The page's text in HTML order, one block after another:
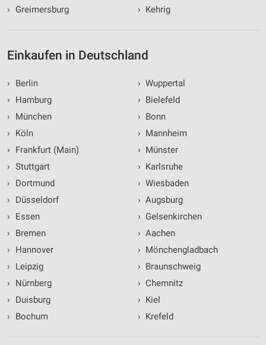
›
Greimersburg
› Kehrig
Einkaufen in Deutschland
›
Berlin
›
Hamburg
›
München
›
Köln
›
Frankfurt (Main)
› Stuttgart
›
Dortmund
›
Düsseldorf
›
Essen
›
Bremen
›
Hannover
›
Leipzig
›
Nürnberg
›
Duisburg
›
Bochum
› Wuppertal
› Bielefeld
› Bonn
› Mannheim
› Münster
› Karlsruhe
› Wiesbaden
› Augsburg
› Gelsenkirchen
› Aachen
› Mönchengladbach
› Braunschweig
› Chemnitz
› Kiel
› Krefeld